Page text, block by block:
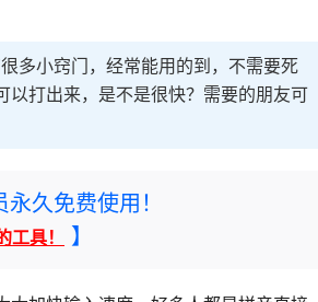
多小窍门，经常能用的到，不需要死
以打出来，是不是很快？需要的朋友可
久免费使用！
工具！ 】